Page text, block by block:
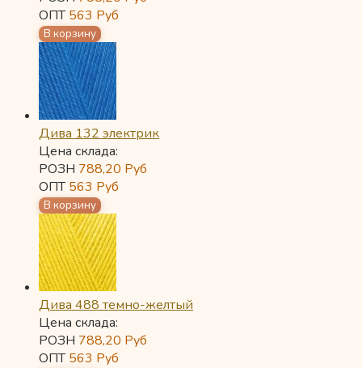
ОПТ563 Руб
Дива 132 электрик
Цена склада:
РОЗН 788,20 Руб
ОПТ563 Руб
Дива 488 темно-желтый
Цена склада:
РОЗН 788,20 Руб
ОПТ563 Руб